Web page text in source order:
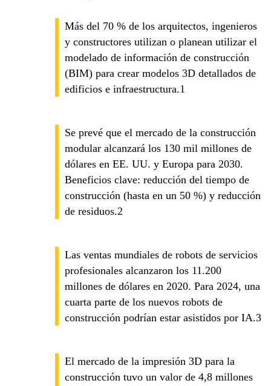
Más del 70 % de los arquitectos, ingenieros
y constructores utilizan o planean utilizar el
modelado de información de construcción
(BIM) para crear modelos 3D detallados de
edificios e infraestructura.1
Se prevé que el mercado de la construcción
modular alcanzará los 130 mil millones de
dólares en EE. UU. y Europa para 2030.
Beneficios clave: reducción del tiempo de
construcción (hasta en un 50 %) y reducción
de residuos.2
Las ventas mundiales de robots de servicios
profesionales alcanzaron los 11.200
millones de dólares en 2020. Para 2024, una
cuarta parte de los nuevos robots de
construcción podrían estar asistidos por IA.3
El mercado de la impresión 3D para la
construcción tuvo un valor de 4,8 millones